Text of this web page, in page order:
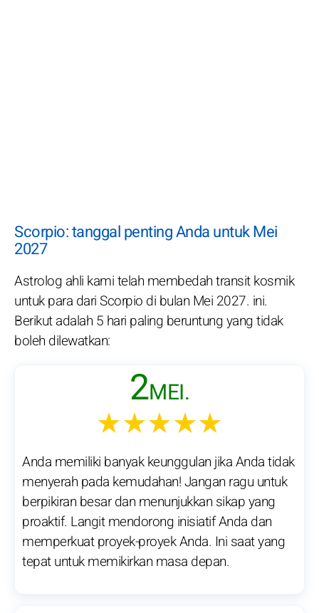
Scorpio: tanggal penting Anda untuk Mei
2027
Astrolog ahli kami telah membedah transit kosmik
untuk para dari Scorpio di bulan Mei 2027. ini.
Berikut adalah 5 hari paling beruntung yang tidak
boleh dilewatkan:
2MEI.
★★★★★
Anda memiliki banyak keunggulan jika Anda tidak
menyerah pada kemudahan! Jangan ragu untuk
berpikiran besar dan menunjukkan sikap yang
proaktif. Langit mendorong inisiatif Anda dan
memperkuat proyek-proyek Anda. Ini saat yang
tepat untuk memikirkan masa depan.